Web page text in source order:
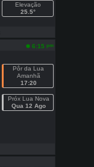
Elevação
25.5°
6:15 pm
Pôr da Lua
Amanhã
17:20
Próx Lua Nova
Qua 12 Ago